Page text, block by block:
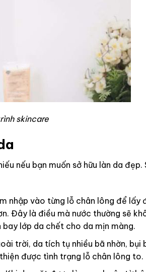
skincare
nếu bạn muốn sở hữu làn da đẹp.
nhập vào từng lỗ chân lông để lấy
Đây là điều mà nước thường sẽ
lớp da chết cho da mịn màng.
trời, da tích tụ nhiều bã nhờn, bụi
được tình trạng lỗ chân lông to.